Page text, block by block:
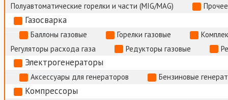
Полуавтоматические горелки и части (MIG/MAG)
Газосварка
Баллоны газовые Горелки газовые
Регуляторы расхода газа
Редукторы газовые
Электрогенераторы
Аксессуары для генераторов Бензиновые
Компрессоры